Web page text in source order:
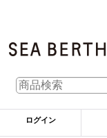
ログイン